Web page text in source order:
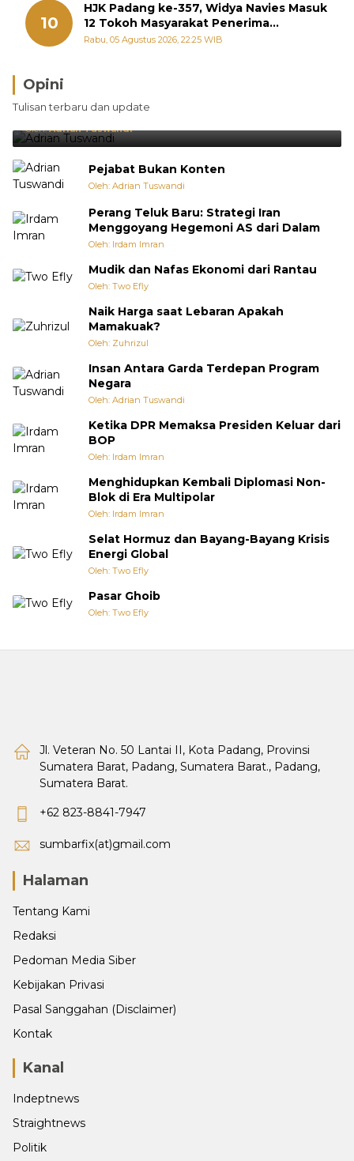
10
HJK Padang ke-357, Widya Navies Masuk
12 Tokoh Masyarakat Penerima
Penghargaan Pemko Padang
Rabu, 05 Agustus 2026, 22:25 WIB
Opini
Tulisan terbaru dan update
Brasil Lebih Diunggulkan, tetapi Jepang Selalu
Punya Cara Membuat Kejutan
Oleh:Adrian Tuswandi
Pejabat Bukan Konten
Oleh: Adrian Tuswandi
Perang Teluk Baru: Strategi Iran
Menggoyang Hegemoni AS dari Dalam
Oleh: Irdam Imran
Mudik dan Nafas Ekonomi dari Rantau
Oleh: Two Efly
Naik Harga saat Lebaran Apakah
Mamakuak?
Oleh: Zuhrizul
Insan Antara Garda Terdepan Program
Negara
Oleh: Adrian Tuswandi
Ketika DPR Memaksa Presiden Keluar dari
BOP
Oleh: Irdam Imran
Menghidupkan Kembali Diplomasi Non-
Blok di Era Multipolar
Oleh: Irdam Imran
Selat Hormuz dan Bayang-Bayang Krisis
Energi Global
Oleh: Two Efly
Pasar Ghoib
Oleh: Two Efly
Jl. Veteran No. 50 Lantai II, Kota Padang, Provinsi
Sumatera Barat, Padang, Sumatera Barat., Padang,
Sumatera Barat.
+62 823-8841-7947
sumbarfix(at)gmail.com
Halaman
Tentang Kami
Redaksi
Pedoman Media Siber
Kebijakan Privasi
Pasal Sanggahan (Disclaimer)
Kontak
Kanal
Indeptnews
Straightnews
Politik